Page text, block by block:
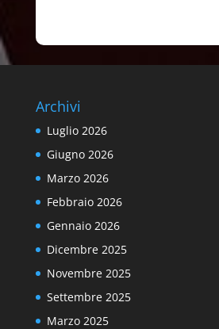
Archivi
Luglio 2026
Giugno 2026
Marzo 2026
Febbraio 2026
Gennaio 2026
Dicembre 2025
Novembre 2025
Settembre 2025
Marzo 2025